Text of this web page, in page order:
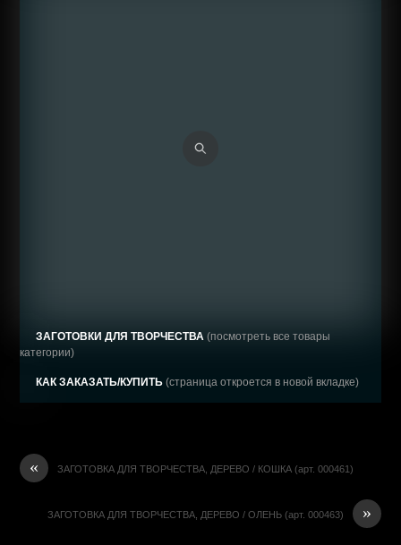
ЗАГОТОВКИ ДЛЯ ТВОРЧЕСТВА (посмотреть все товары
категории)
КАК ЗАКАЗАТЬ/КУПИТЬ (страница откроется в новой вкладке)
« ЗАГОТОВКА ДЛЯ ТВОРЧЕСТВА, ДЕРЕВО / КОШКА (арт. 000461)
»
ЗАГОТОВКА ДЛЯ ТВОРЧЕСТВА, ДЕРЕВО / ОЛЕНЬ (арт. 000463)